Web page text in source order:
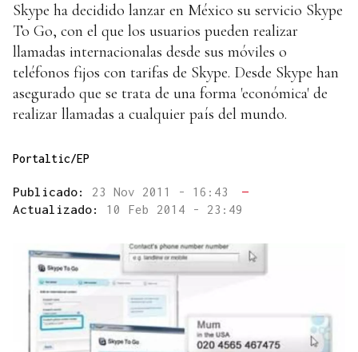
Skype ha decidido lanzar en México su servicio Skype
To Go, con el que los usuarios pueden realizar
llamadas internacionalas desde sus móviles o
teléfonos fijos con tarifas de Skype. Desde Skype han
asegurado que se trata de una forma 'económica' de
realizar llamadas a cualquier país del mundo.
Portaltic/EP
Publicado: 23 Nov 2011 - 16:43
—
Actualizado: 10 Feb 2014 - 23:49